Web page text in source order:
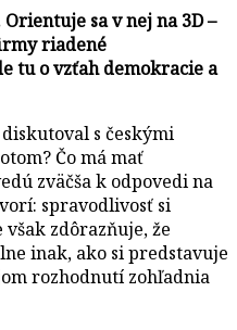
sa v nej na 3D –
riadené
tu o vzťah demokracie a
s českými
Čo má mať
zväčša k odpovedi na
spravodlivosť si
zdôrazňuje, že
inak, ako si predstavuje
rozhodnutí zohľadnia